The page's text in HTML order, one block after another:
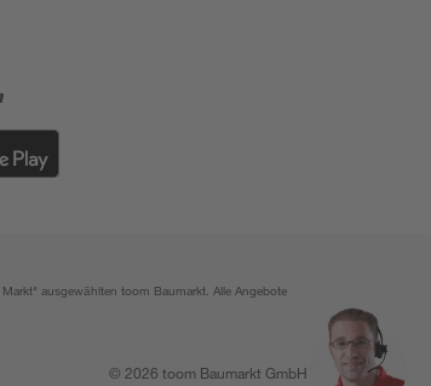
ausgewählten toom Baumarkt. Alle Angebote
© 2026 toom Baumarkt GmbH